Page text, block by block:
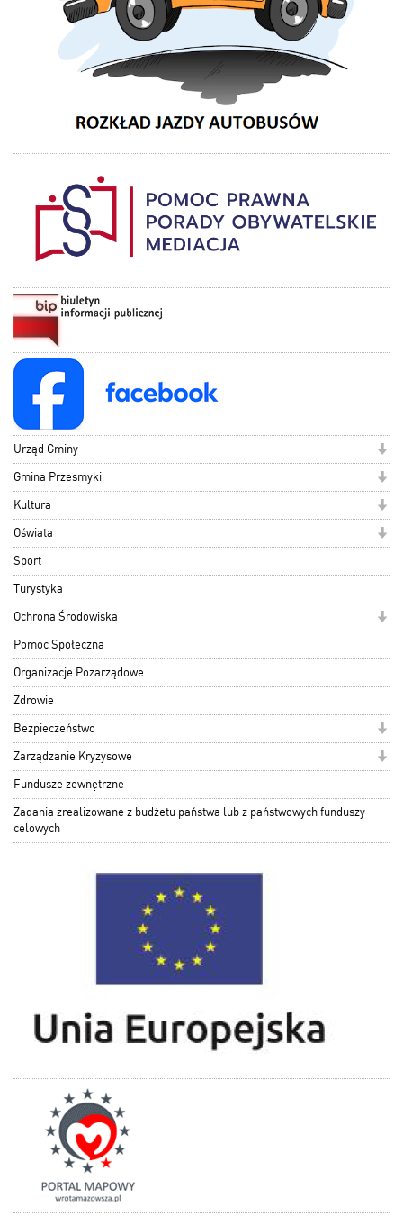
Urząd Gminy
Gmina Przesmyki
Kultura
Oświata
Sport
Turystyka
Ochrona Środowiska
Pomoc Społeczna
Organizacje Pozarządowe
Zdrowie
Bezpieczeństwo
Zarządzanie Kryzysowe
Fundusze zewnętrzne
Zadania zrealizowane z budżetu państwa lub z państwowych funduszy
celowych